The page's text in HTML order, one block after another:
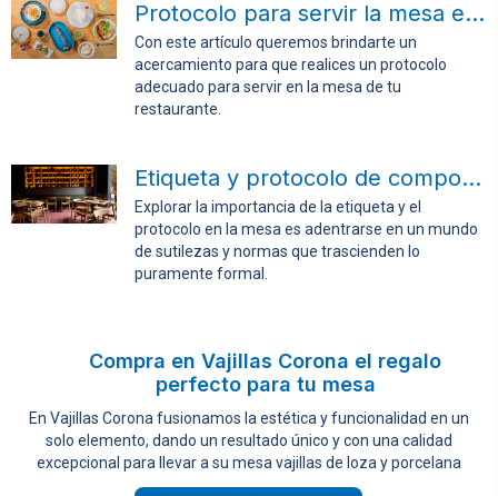
Protocolo para servir la mesa en tu restaurante
Con este artículo queremos brindarte un
acercamiento para que realices un protocolo
adecuado para servir en la mesa de tu
restaurante.
Etiqueta y protocolo de comportamientos en la mesa
Explorar la importancia de la etiqueta y el
protocolo en la mesa es adentrarse en un mundo
de sutilezas y normas que trascienden lo
puramente formal.
Compra en Vajillas Corona el regalo
perfecto para tu mesa
En Vajillas Corona fusionamos la estética y funcionalidad en un
solo elemento, dando un resultado único y con una calidad
excepcional para llevar a su mesa vajillas de loza y porcelana